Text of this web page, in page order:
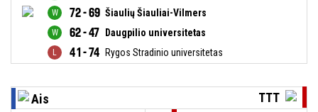
72 - 69 Šiaulių Šiauliai-Vilmers
62 - 47 Daugpilio universitetas
41 - 74 Rygos Stradinio universitetas
Ais TTT